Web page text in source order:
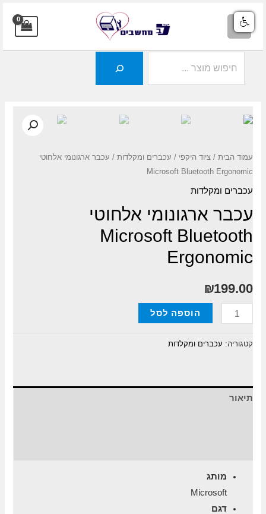
דילוג
לתוכן
MAIN
עמוד הבית /ציוד היקפי / עכברים ומקלדות / עכבר ארגונומי אלחוטי
Microsoft Bluetooth Ergonomic
עכברים ומקלדות
עכבר ארגונומי אלחוטי
Microsoft Bluetooth
Ergonomic
₪199.00
כמות
של
עכבר
Microsoft
הוספה לסל
קטגוריה: עכברים ומקלדות
תיאור
מותג
Microsoft
דגם